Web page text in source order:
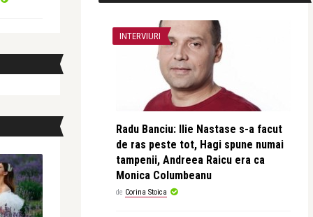
INTERVIURI
Radu Banciu: Ilie Nastase s-a facut
de ras peste tot, Hagi spune numai
tampenii, Andreea Raicu era ca
Monica Columbeanu
de Corina Stoica